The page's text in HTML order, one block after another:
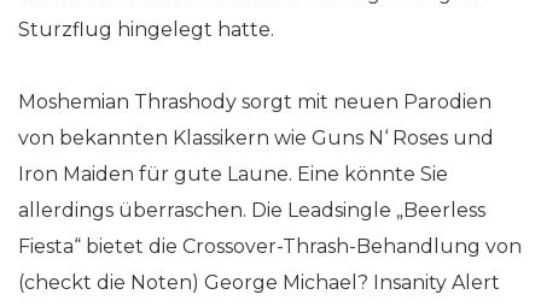
Sturzflug hingelegt hatte.
Moshemian Thrashody sorgt mit neuen Parodien
von bekannten Klassikern wie Guns N‘ Roses und
Iron Maiden für gute Laune. Eine könnte Sie
allerdings überraschen. Die Leadsingle „Beerless
Fiesta“ bietet die Crossover-Thrash-Behandlung von
(checkt die Noten) George Michael? Insanity Alert